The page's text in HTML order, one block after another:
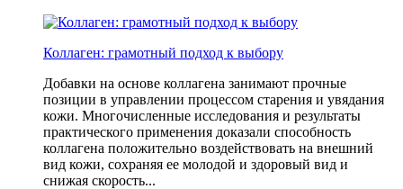
Коллаген: грамотный подход к выбору
Добавки на основе коллагена занимают прочные
позиции в управлении процессом старения и увядания
кожи. Многочисленные исследования и результаты
практического применения доказали способность
коллагена положительно воздействовать на внешний
вид кожи, сохраняя ее молодой и здоровый вид и
снижая скорость...